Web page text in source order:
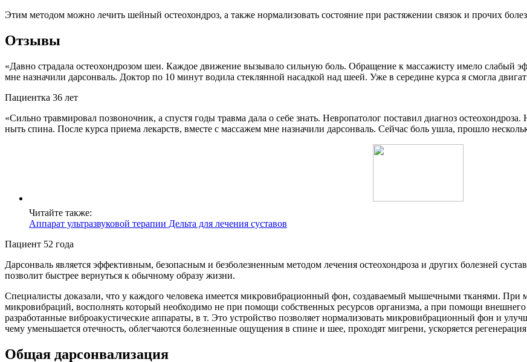
Этим методом можно лечить шейный остеохондроз, а также нормализовать состояние при растяжении связок и прочих
Отзывы
«Давно страдала остеохондрозом шеи. Каждое движение вызывало сильную боль. Обращение к массажисту имело слабый
мне назначили дарсонваль. Доктор по 10 минут водила стеклянной насадкой над шеей. Уже в середине курса я смогла
Пациентка 36 лет
«Сильно травмировал позвоночник, а спустя годы травма дала о себе знать. Невропатолог поставил диагноз
ныть спина. После курса приема лекарств, вместе с массажем мне назначили дарсонваль. Сейчас боль ушла, прошло
Читайте также:
Аппарат ультразвуковой терапии Дельта для лечения суставов
Пациент 52 года
Дарсонваль является эффективным, безопасным и безболезненным методом лечения остеохондроза и других болезней
позволит быстрее вернуться к обычному образу жизни.
Специалисты доказали, что у каждого человека имеется микровибрационный фон, создаваемый мышечными тканями. При
микровибраций, восполнять который необходимо не при помощи собственных ресурсов организма, а при помощи
разработанные виброакустические аппараты, в т. Это устройство позволяет нормализовать микровибрационный фон и
чему уменьшается отечность, облегчаются болезненные ощущения в спине и шее, проходят мигрени, ускоряется
Общая дарсонвализация